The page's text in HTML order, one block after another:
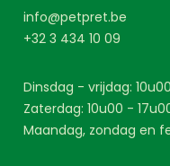
info@petpret.be
+32 3 434 10 09
Dinsdag - vrijdag:
Zaterdag: 10u00 -
Maandag, zondag en